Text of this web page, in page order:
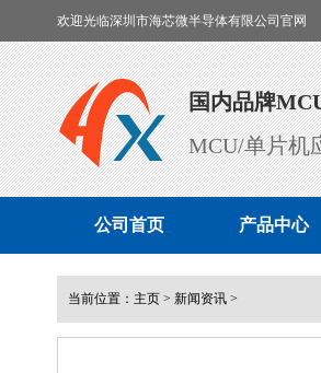
欢迎光临深圳市海芯微半导体有限公司官网
国内品牌
MCU/单片机
公司首页 产品中心
当前位置： 主页 > 新闻资讯 >